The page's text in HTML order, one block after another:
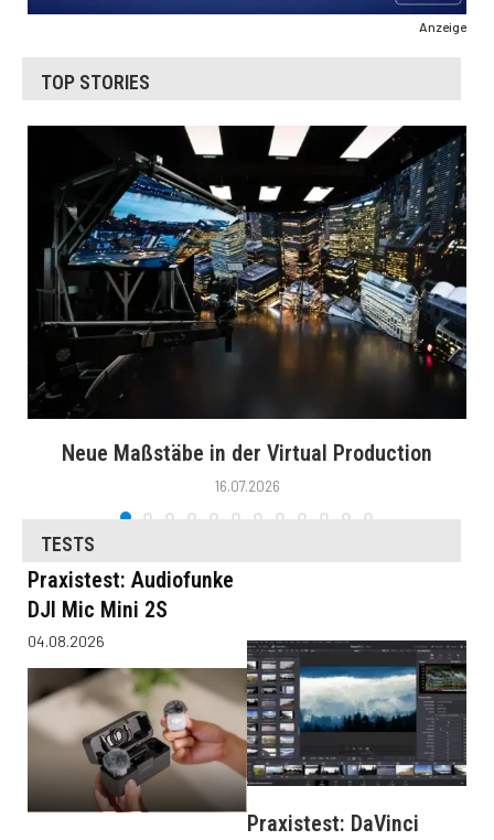
Anzeige
TOP STORIES
Neue Maßstäbe in der Virtual Production
16.07.2026
TESTS
Praxistest: Audiofunke
DJI Mic Mini 2S
04.08.2026
Praxistest: DaVinci